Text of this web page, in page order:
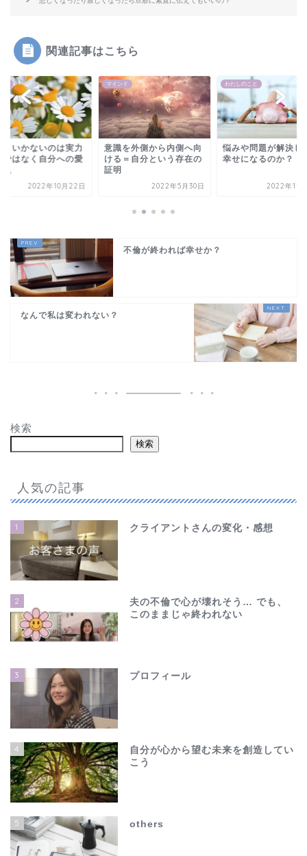
関連記事はこちら
くいかないのは実力
ではなく自分への愛
足
2022年10月22日
マインド
意識を外側から内側へ向
ける＝自分という存在の
証明
2022年5月30日
わたしのこと
悩みや問題が解決し
幸せになるのか？
2022年11
不倫が終われば幸せか？
なんで私は変われない？
検索
検索
人気の記事
1 クライアントさんの変化・感想
2
夫の不倫で心が壊れそう… でも、
このままじゃ終われない
3 プロフィール
4
自分が心から望む未来を創造してい
こう
5 others
夫の不倫で心が壊れそう…
でも、このままじゃ終わ